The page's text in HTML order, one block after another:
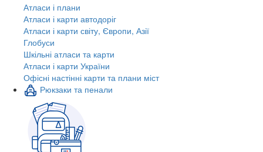
Атласи і плани
Атласи і карти автодоріг
Атласи і карти світу, Європи, Азії
Глобуси
Шкільні атласи та карти
Атласи і карти України
Офісні настінні карти та плани міст
Рюкзаки та пенали